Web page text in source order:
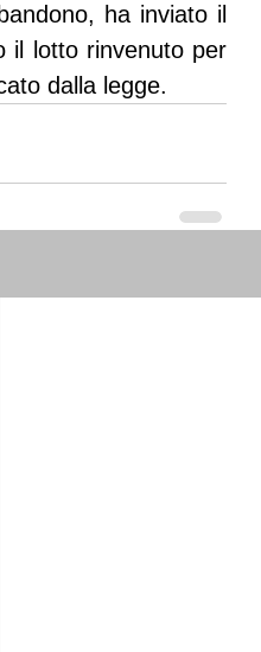
ha inviato il
il lotto rinvenuto per
dalla legge.